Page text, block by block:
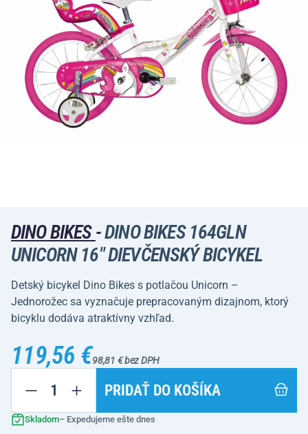
DINO BIKES-DINO BIKES 164GLN
UNICORN 16" DIEVČENSKÝ BICYKEL
Detský bicykel Dino Bikes s potlačou Unicorn –
Jednorožec sa vyznačuje prepracovaným dizajnom, ktorý
bicyklu dodáva atraktívny vzhľad.
119,56 €98,81 € bez DPH
PRIDAŤ DO KOŠÍKA
Skladom– Expedujeme ešte dnes